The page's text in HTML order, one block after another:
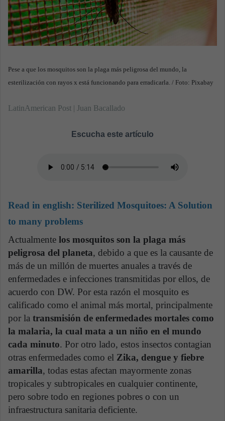
Pese a que los mosquitos son la plaga más peligrosa del mundo, la
esterilización con rayos x está funcionando para erradicarla. / Foto: Pixabay
LatinAmerican Post | Juan Bacallado
Escucha este artículo
Read in english: Sterilized Mosquitoes: A Solution
to many problems
Actualmente los mosquitos son la plaga más
peligrosa del planeta, debido a que es la causante de
más de un millón de muertes anuales a través de
enfermedades e infecciones transmitidas por ellos, de
acuerdo con DW. Por esta razón el mosquito es
calificado como el animal más mortal, principalmente
por la transmisión de enfermedades mortales como
la malaria, la cual mata a un niño en el mundo
cada minuto. Por otro lado, estos insectos contagian
otras enfermedades como el Zika, dengue y fiebre
amarilla, todas estas afectan mayormente zonas
tropicales y subtropicales en cualquier continente,
pero sobre todo en regiones pobres o con un
infraestructura sanitaria deficiente.